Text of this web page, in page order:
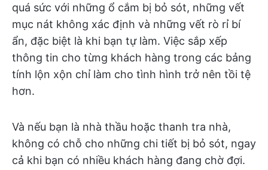
quá sức với những ổ cắm bị bỏ sót, những vết
mục nát không xác định và những vết rò rỉ bí
ẩn, đặc biệt là khi bạn tự làm. Việc sắp xếp
thông tin cho từng khách hàng trong các bảng
tính lộn xộn chỉ làm cho tình hình trở nên tồi tệ
hơn.
Và nếu bạn là nhà thầu hoặc thanh tra nhà,
không có chỗ cho những chi tiết bị bỏ sót, ngay
cả khi bạn có nhiều khách hàng đang chờ đợi.